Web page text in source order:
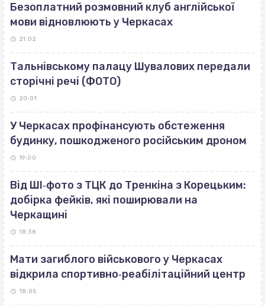
Безоплатний розмовний клуб англійської
мови відновлюють у Черкасах
21:02
Тальнівському палацу Шувалових передали
сторічні речі (ФОТО)
20:01
У Черкасах профінансують обстеження
будинку, пошкодженого російським дроном
19:00
Від ШІ‐фото з ТЦК до Тренкіна з Корецьким:
добірка фейків, які поширювали на
Черкащині
18:38
Мати загиблого військового у Черкасах
відкрила спортивно‐реабілітаційний центр
18:05